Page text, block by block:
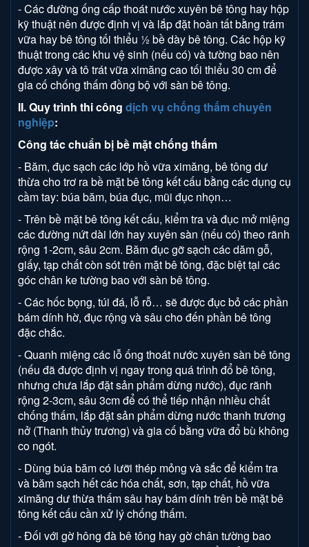
- Các đường ống cấp thoát nước xuyên bê tông hay hộp
kỹ thuật nên được định vị và lắp đặt hoàn tất bằng trám
vữa hay bê tông tối thiểu ½ bề dày bê tông. Các hộp kỹ
thuật trong các khu vệ sinh (nếu có) và tường bao nên
được xây và tô trát vữa ximăng cao tối thiểu 30 cm để
gia cố chống thấm đồng bộ với sàn bê tông.
II. Quy trình thi công dịch vụ chống thấm chuyên
nghiệp:
Công tác chuẩn bị bề mặt chống thấm
- Băm, đục sạch các lớp hồ vữa ximăng, bê tông dư
thừa cho trơ ra bề mặt bê tông kết cấu bằng các dụng cụ
cầm tay: búa băm, búa đục, mũi đục nhọn…
- Trên bề mặt bê tông kết cấu, kiểm tra và đục mở miệng
các đường nứt dài lớn hay xuyên sàn (nếu có) theo rãnh
rộng 1-2cm, sâu 2cm. Băm đục gỡ sạch các dăm gỗ,
giấy, tạp chất còn sót trên mặt bê tông, đặc biệt tại các
góc chân ke tường bao với sàn bê tông.
- Các hốc bọng, túi đá, lỗ rỗ… sẽ được đục bỏ các phần
bám dính hờ, đục rộng và sâu cho đến phần bê tông
đặc chắc.
- Quanh miệng các lỗ ống thoát nước xuyên sàn bê tông
(nếu đã được định vị ngay trong quá trình đổ bê tông,
nhưng chưa lắp đặt sản phẩm dừng nước), đục rãnh
rộng 2-3cm, sâu 3cm để có thể tiếp nhận nhiều chất
chống thấm, lắp đặt sản phẩm dừng nước thanh trương
nở (Thanh thủy trương) và gia cố bằng vữa đổ bù không
co ngót.
- Dùng búa băm có lưỡi thép mỏng và sắc để kiểm tra
và băm sạch hết các hóa chất, sơn, tạp chất, hồ vữa
ximăng dư thừa thấm sâu hay bám dính trên bề mặt bê
tông kết cấu cần xử lý chống thấm.
- Đối với gờ hông đà bê tông hay gờ chân tường bao